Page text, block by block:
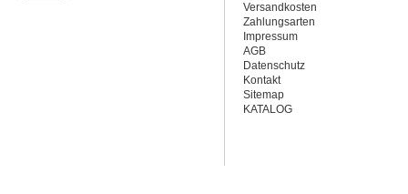
Versandkosten
Zahlungsarten
Impressum
AGB
Datenschutz
Kontakt
Sitemap
KATALOG